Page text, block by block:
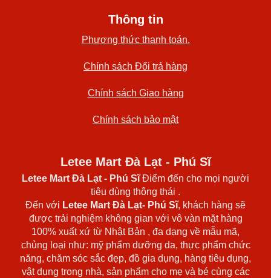
Thông tin
Phương thức thanh toán.
Chính sách Đổi trả hàng
Chính sách Giao hàng
Chính sách bảo mật
Letee Mart Đà Lạt - Phú Sĩ
Letee Mart Đà Lạt - Phú SĩĐiểm đến cho mọi người
tiêu dùng thông thái .
Đến với Letee Mart Đà Lạt- Phú Sĩ, khách hàng sẽ
được trải nghiệm không gian với vô vàn mặt hàng
100% xuất xứ từ Nhật Bản , đa dạng về mẫu mã,
chủng loại như: mỹ phẩm dưỡng da, thực phẩm chức
năng, chăm sóc sắc đẹp, đồ gia dụng, hàng tiêu dụng,
vật dụng trong nhà, sản phẩm cho mẹ và bé cùng các